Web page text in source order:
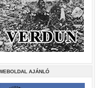
AJÁNLÓ